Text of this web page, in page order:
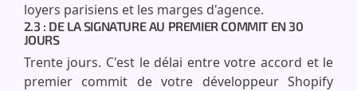
loyers parisiens et les marges d'agence.
2.3 : DE LA SIGNATURE AU PREMIER COMMIT EN 30
JOURS
Trente jours. C'est le délai entre votre accord et le
premier commit de votre développeur Shopify